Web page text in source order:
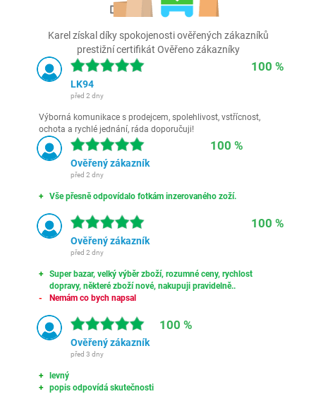
Karel získal díky spokojenosti ověřených zákazníků
prestižní certifikát Ověřeno zákazníky
100 %
LK94
před 2 dny
Výborná komunikace s prodejcem, spolehlivost, vstřícnost,
ochota a rychlé jednání, ráda doporučuji!
100 %
Ověřený zákazník
před 2 dny
Vše přesně odpovídalo fotkám inzerovaného zoží.
100 %
Ověřený zákazník
před 2 dny
Super bazar, velký výběr zboží, rozumné ceny, rychlost
dopravy, některé zboží nové, nakupuji pravidelně..
Nemám co bych napsal
100 %
Ověřený zákazník
před 3 dny
levný
popis odpovídá skutečnosti